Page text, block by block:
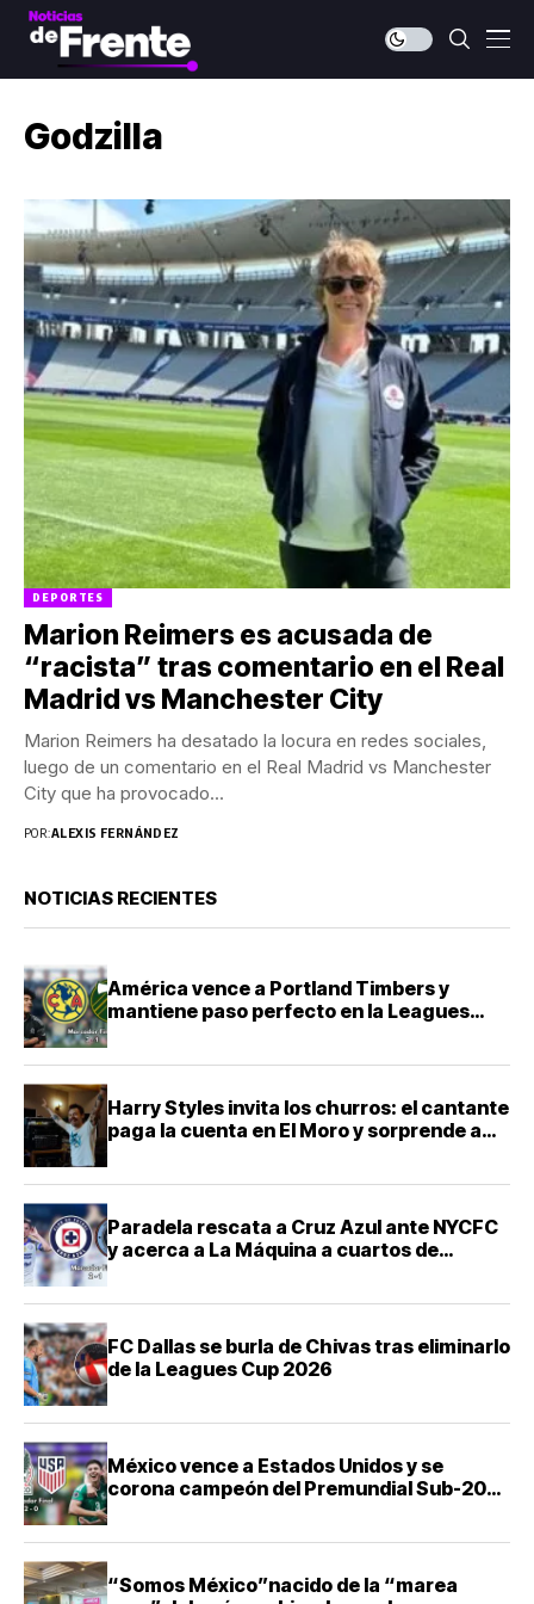
Godzilla
DEPORTES
Marion Reimers es acusada de
“racista” tras comentario en el Real
Madrid vs Manchester City
Marion Reimers ha desatado la locura en redes sociales,
luego de un comentario en el Real Madrid vs Manchester
City que ha provocado...
POR:ALEXIS FERNÁNDEZ
NOTICIAS RECIENTES
América vence a Portland Timbers y
mantiene paso perfecto en la Leagues
Harry Styles invita los churros: el cantante
paga la cuenta en El Moro y sorprende a
Paradela rescata a Cruz Azul ante NYCFC
y acerca a La Máquina a cuartos de
FC Dallas se burla de Chivas tras eliminarlo
de la Leagues Cup 2026
México vence a Estados Unidos y se
corona campeón del Premundial Sub-20
“Somos México”nacido de la “marea